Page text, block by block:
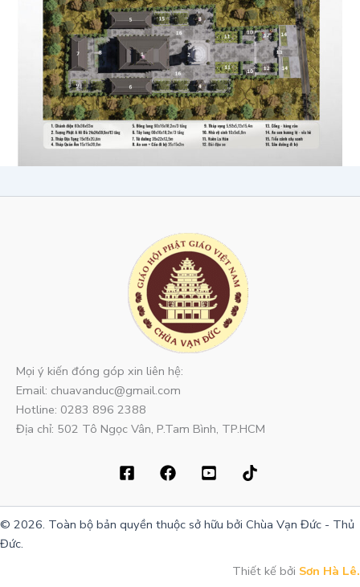
Mọi ý kiến đóng góp xin liên hệ:
Email: chuavanduc@gmail.com
Hotline: 0283 896 2388
Địa chỉ: 502 Tô Ngọc Vân, P.Tam Bình, TP.HCM
© 2026. Toàn bộ bản quyền thuộc sở hữu bởi Chùa Vạn Đức - Thủ
Đức.
Thiết kế bởi Sơn Hà Lê.